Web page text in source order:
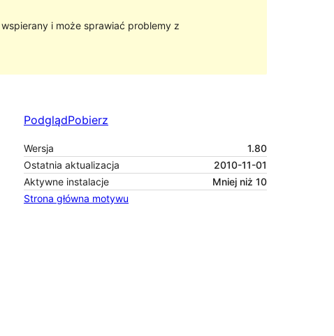
i może sprawiać problemy z
PodglądPobierz
Wersja
1.80
Ostatnia aktualizacja
2010-11-01
Aktywne instalacje
Mniej niż 10
Strona główna motywu